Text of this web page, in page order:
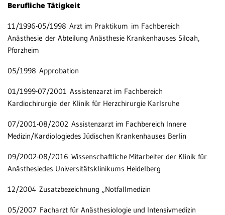
Berufliche Tätigkeit
11/1996-05/1998 Arzt im Praktikum im Fachbereich
Anästhesie der Abteilung Anästhesie Krankenhauses Siloah,
Pforzheim
05/1998 Approbation
01/1999-07/2001 Assistenzarzt im Fachbereich
Kardiochirurgie der Klinik für Herzchirurgie Karlsruhe
07/2001-08/2002 Assistenzarzt im Fachbereich Innere
Medizin/Kardiologiedes Jüdischen Krankenhauses Berlin
09/2002-08/2016 Wissenschaftliche Mitarbeiter der Klinik für
Anästhesiedes Universitätsklinikums Heidelberg
12/2004 Zusatzbezeichnung „Notfallmedizin
05/2007 Facharzt für Anästhesiologie und Intensivmedizin